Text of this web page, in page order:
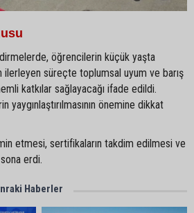
öğrencilerin küçük yaşta
ilerleyen süreçte toplumsal uyum ve barış
katkılar sağlayacağı ifade edildi.
önemine dikkat
etmesi, sertifikaların takdim edilmesi ve
erdi.
Haberler